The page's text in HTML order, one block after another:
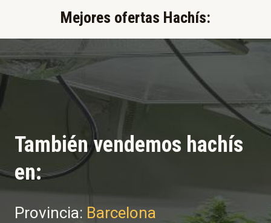
Mejores ofertas Hachís:​
También vendemos hachís
en:
Provincia: Barcelona